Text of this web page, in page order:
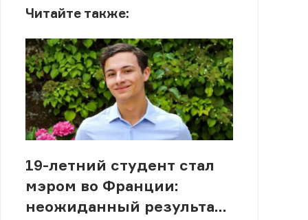
Читайте также:
19-летний студент стал
мэром во Франции:
неожиданный результат